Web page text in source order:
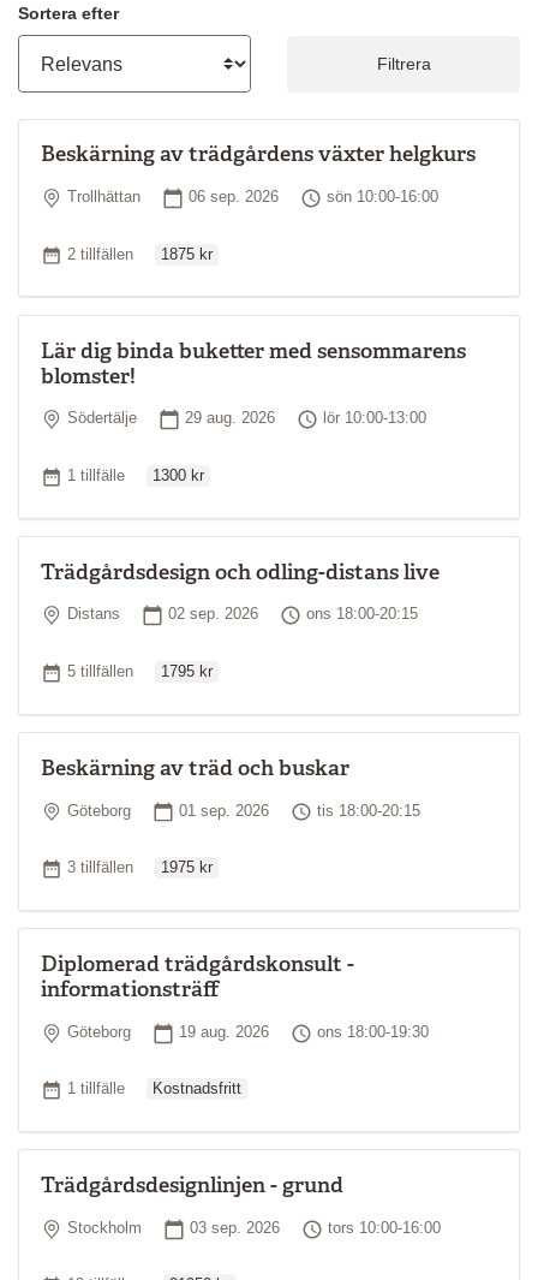
Sortera efter
Filtrera
Beskärning av trädgårdens växter helgkurs
Plats
Trollhättan Startdatum
06 sep. 2026 Tid
sön 10:00-16:00
Antal tillfällen
2 tillfällen 1875 kr
Lär dig binda buketter med sensommarens
blomster!
Plats
Södertälje Startdatum
29 aug. 2026 Tid
lör 10:00-13:00
Antal tillfällen
1 tillfälle 1300 kr
Trädgårdsdesign och odling-distans live
Plats
Distans Startdatum
02 sep. 2026 Tid
ons 18:00-20:15
Antal tillfällen
5 tillfällen 1795 kr
Beskärning av träd och buskar
Plats
Göteborg Startdatum
01 sep. 2026 Tid
tis 18:00-20:15
Antal tillfällen
3 tillfällen 1975 kr
Diplomerad trädgårdskonsult -
informationsträff
Plats
Göteborg Startdatum
19 aug. 2026 Tid
ons 18:00-19:30
Antal tillfällen
1 tillfälle Kostnadsfritt
Trädgårdsdesignlinjen - grund
Plats
Stockholm Startdatum
03 sep. 2026 Tid
tors 10:00-16:00